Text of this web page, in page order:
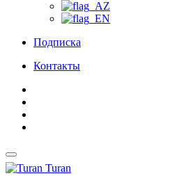
Подписка
Контакты
Turan